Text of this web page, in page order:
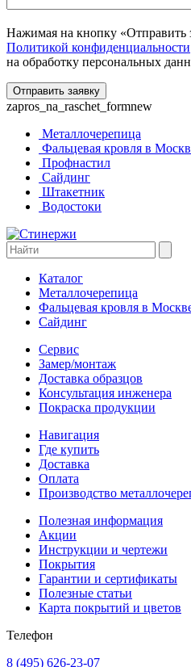
Нажимая на кнопку «Отправить
Политикой конфиденциальности
на обработку персональных
zapros_na_raschet_formnew
Металлочерепица
Фальцевая кровля в
Профнастил
Сайдинг
Штакетник
Водостоки
Каталог
Металлочерепица
Фальцевая кровля в
Сайдинг
Сервис
Замер/монтаж
Доставка образцов
Консультация инженера
Покраска продукции
Навигация
Где купить
Доставка
Оплата
Производство
Полезная информация
Акции
Инструкции и чертежи
Покрытия
Гарантии и сертификаты
Полезные статьи
Карта покрытий и цветов
Телефон
8 (495) 626-23-07